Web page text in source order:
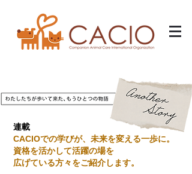
連載
CACIOでの学びが、未来を変える一歩に。
資格を活かして活躍の場を
広げている方々をご紹介します。